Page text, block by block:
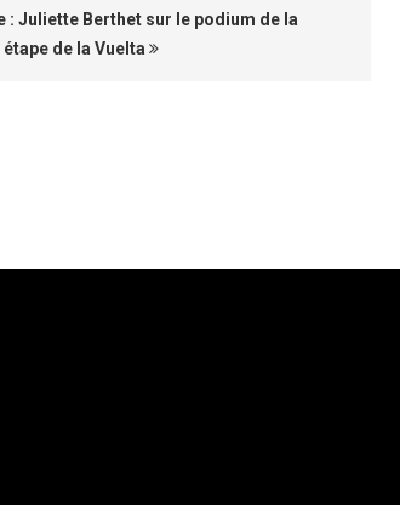
: Juliette Berthet sur le podium de la
de la Vuelta